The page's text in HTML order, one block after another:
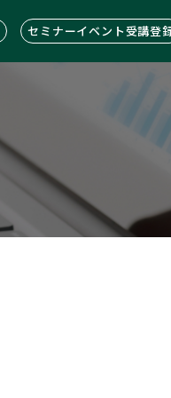
セミナーイベント受講登